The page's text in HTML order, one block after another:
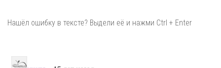
Нашёл ошибку в тексте? Выдели её и нажми Ctrl + Enter